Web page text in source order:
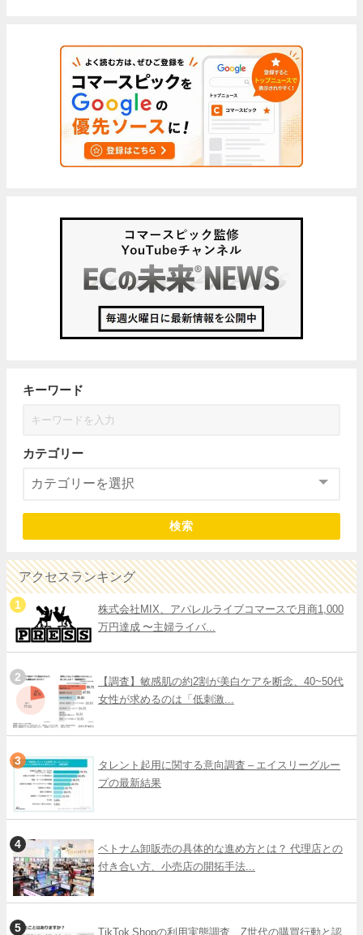
キーワード
カテゴリー
検索
アクセスランキング
株式会社MIX、アパレルライブコマースで月商1,000
万円達成 〜主婦ライバ...
【調査】敏感肌の約2割が美白ケアを断念、40~50代
女性が求めるのは「低刺激...
タレント起用に関する意向調査 – エイスリーグルー
プの最新結果
ベトナム卸販売の具体的な進め方とは？ 代理店との
付き合い方、小売店の開拓手法...
TikTok Shopの利用実態調査、Z世代の購買行動と認